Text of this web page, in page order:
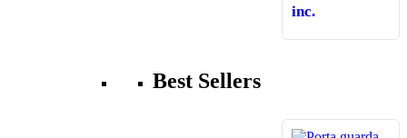
inc.
Best Sellers